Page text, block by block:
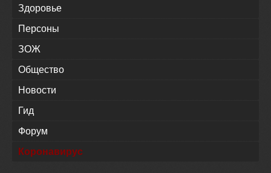
Здоровье
Персоны
ЗОЖ
Общество
Новости
Гид
Форум
Коронавирус